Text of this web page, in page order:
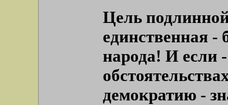
Цель
единственная -
народа! И если
демократию -